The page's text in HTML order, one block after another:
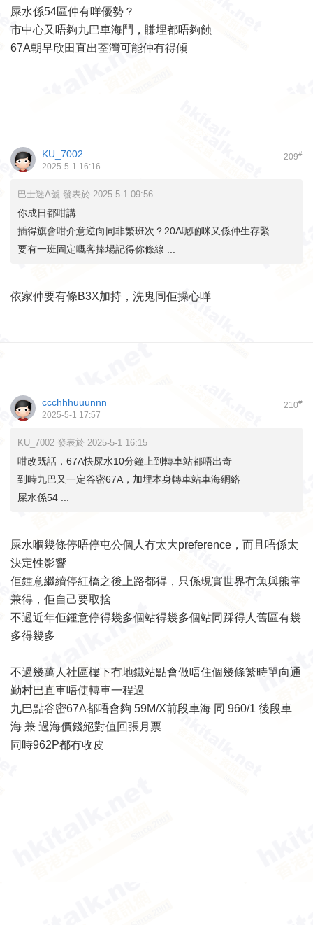
屎水係54區仲有咩優勢？
市中心又唔夠九巴車海鬥，賺埋都唔夠蝕
67A朝早欣田直出荃灣可能仲有得傾
209#
KU_7002
2025-5-1 16:16
巴士迷A號 發表於 2025-5-1 09:56
你成日都咁講
插得旗會咁介意逆向同非繁班次？20A呢啲咪又係仲生存緊
要有一班固定嘅客捧場記得你條線 ...
依家仲要有條B3X加持，洗鬼同佢操心咩
210#
ccchhhuuunnn
2025-5-1 17:57
KU_7002 發表於 2025-5-1 16:15
咁改既話，67A快屎水10分鐘上到轉車站都唔出奇
到時九巴又一定谷密67A，加埋本身轉車站車海網絡
屎水係54 ...
屎水嗰幾條停唔停屯公個人冇太大preference，而且唔係太
決定性影響
佢鍾意繼續停紅橋之後上路都得，只係現實世界冇魚與熊掌
兼得，佢自己要取捨
不過近年佢鍾意停得幾多個站得幾多個站同踩得人舊區有幾
多得幾多
不過幾萬人社區樓下冇地鐵站點會做唔住個幾條繁時單向通
勤村巴直車唔使轉車一程過
九巴點谷密67A都唔會夠 59M/X前段車海 同 960/1 後段車
海 兼 過海價錢絕對值回張月票
同時962P都冇收皮